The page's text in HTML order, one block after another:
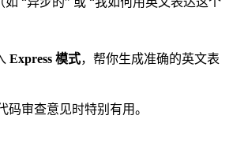
Express 模式，帮你生成准确的英文表
码审查意见时特别有用。